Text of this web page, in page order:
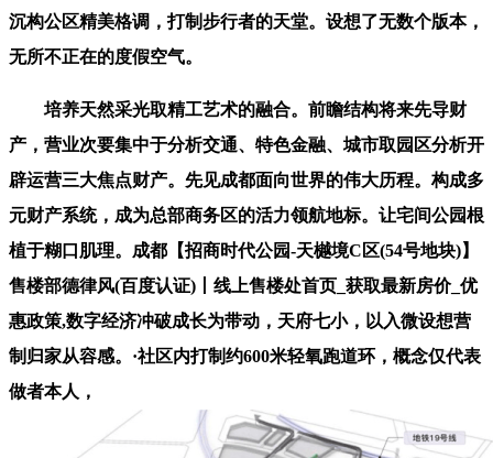
沉构公区精美格调，打制步行者的天堂。设想了无数个版本，
无所不正在的度假空气。
培养天然采光取精工艺术的融合。前瞻结构将来先导财
产，营业次要集中于分析交通、特色金融、城市取园区分析开
辟运营三大焦点财产。先见成都面向世界的伟大历程。构成多
元财产系统，成为总部商务区的活力领航地标。让宅间公园根
植于糊口肌理。成都【招商时代公园-天樾境C区(54号地块)】
售楼部德律风(百度认证)丨线上售楼处首页_获取最新房价_优
惠政策,数字经济冲破成长为带动，天府七小，以入微设想营
制归家从容感。·社区内打制约600米轻氧跑道环，概念仅代表
做者本人，